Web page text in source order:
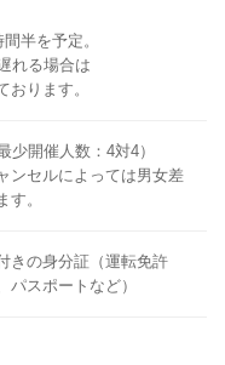
半を予定。
れる場合は
ります。
少開催人数：4対4）
ンセルによっては男女差
す。
きの身分証（運転免許
スポートなど）